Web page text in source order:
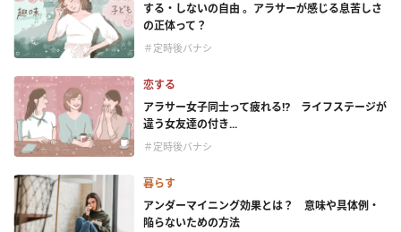
する・しないの自由 。アラサーが感じる息苦しさ
の正体って？
＃定時後バナシ
恋する
アラサー女子同士って疲れる⁉ ライフステージが
違う女友達の付き...
＃定時後バナシ
暮らす
アンダーマイニング効果とは？ 意味や具体例・
陥らないための方法